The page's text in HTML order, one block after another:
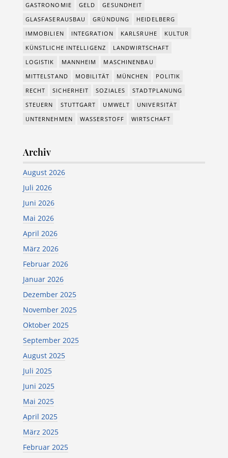
GASTRONOMIE
GELD
GESUNDHEIT
GLASFASERAUSBAU
GRÜNDUNG
HEIDELBERG
IMMOBILIEN
INTEGRATION KARLSRUHE
KULTUR
KÜNSTLICHE INTELLIGENZ
LANDWIRTSCHAFT
LOGISTIK
MANNHEIM
MASCHINENBAU
MITTELSTAND
MOBILITÄT MÜNCHEN
POLITIK
RECHT
SICHERHEIT SOZIALES
STADTPLANUNG
STEUERN
STUTTGART UMWELT
UNIVERSITÄT
UNTERNEHMEN
WASSERSTOFF WIRTSCHAFT
Archiv
August 2026
Juli 2026
Juni 2026
Mai 2026
April 2026
März 2026
Februar 2026
Januar 2026
Dezember 2025
November 2025
Oktober 2025
September 2025
August 2025
Juli 2025
Juni 2025
Mai 2025
April 2025
März 2025
Februar 2025